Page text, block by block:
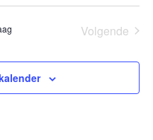
Volgende